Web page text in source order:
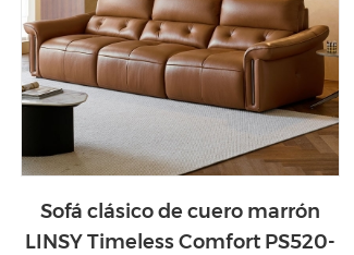
Sofá clásico de cuero marrón
LINSY Timeless Comfort PS520-